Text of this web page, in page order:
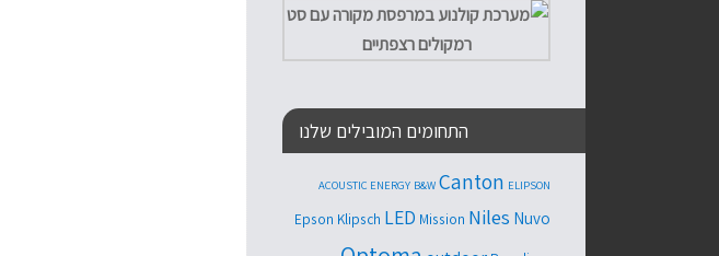
התחומים המובילים שלנו
ACOUSTIC ENERGY B&W Canton ELIPSON
Epson Klipsch LED Mission Niles Nuvo